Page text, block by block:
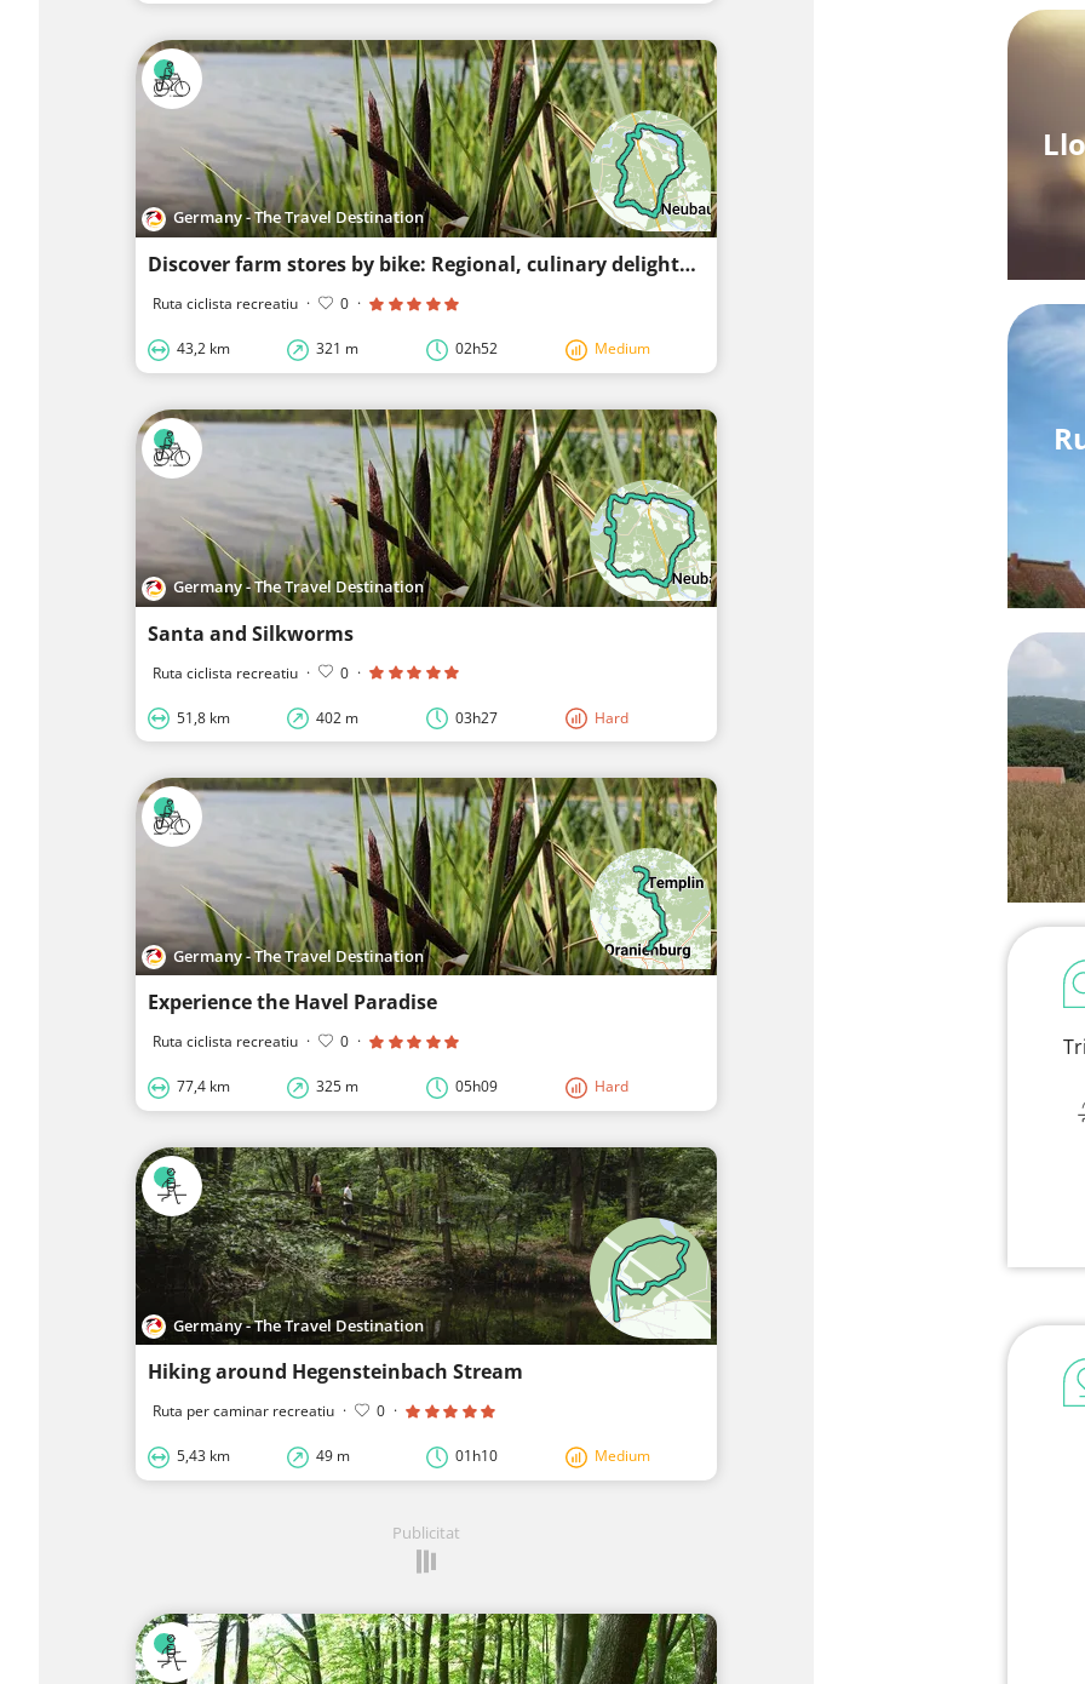
Germany - The Travel Destination
Discover farm stores by bike: Regional, culinary delights near Fürstenberg/Havel
Ruta ciclista recreatiu · 0 ·
43,2 km 321 m 02h52 Medium
Germany - The Travel Destination
Santa and Silkworms
Ruta ciclista recreatiu · 0 ·
51,8 km 402 m 03h27 Hard
Germany - The Travel Destination
Experience the Havel Paradise
Ruta ciclista recreatiu · 0 ·
77,4 km 325 m 05h09 Hard
Germany - The Travel Destination
Hiking around Hegensteinbach Stream
Ruta per caminar recreatiu · 0 ·
5,43 km 49 m 01h10 Medium
Publicitat